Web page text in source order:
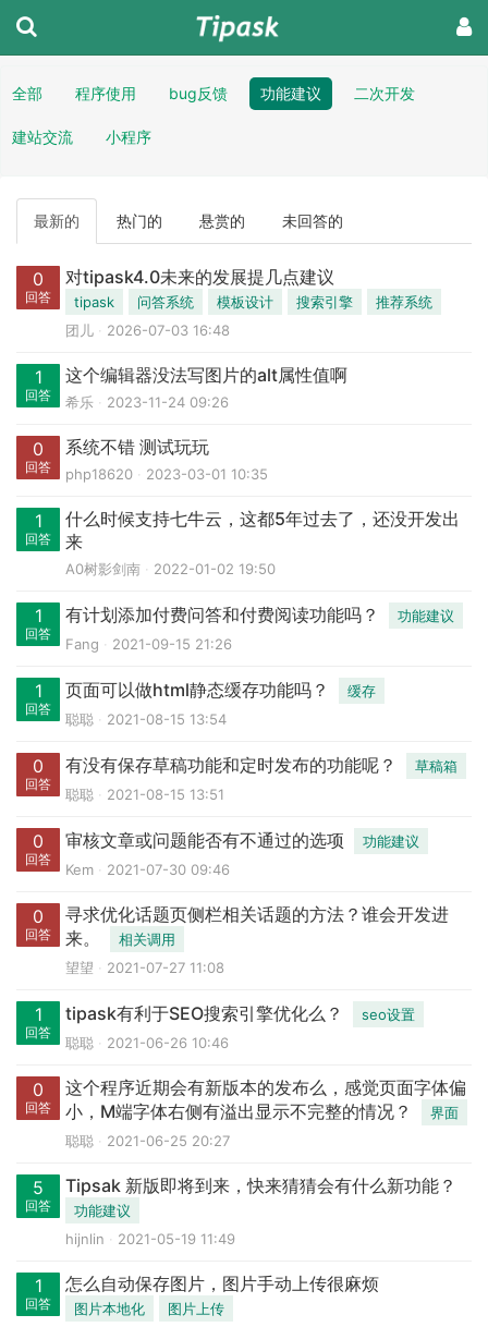
全部 程序使用 bug反馈 功能建议 二次开发
建站交流 小程序
最新的 热门的 悬赏的 未回答的
0
回答
对tipask4.0未来的发展提几点建议
tipask 问答系统 模板设计 搜索引擎
推荐系统
团儿
2026-07-03 16:48
1
回答
这个编辑器没法写图片的alt属性值啊
希乐 2023-11-24 09:26
0
回答
系统不错 测试玩玩
php18620 2023-03-01 10:35
1
回答
什么时候支持七牛云，这都5年过去了，还没开发出
来
A0树影剑南 2022-01-02 19:50
1
回答
有计划添加付费问答和付费阅读功能吗？
功能建议
Fang
2021-09-15 21:26
1
回答
页面可以做html静态缓存功能吗？
缓存
聪聪
2021-08-15 13:54
0
回答
有没有保存草稿功能和定时发布的功能呢？
草稿箱
聪聪
2021-08-15 13:51
0
回答
审核文章或问题能否有不通过的选项
功能建议
Kem
2021-07-30 09:46
0
回答
寻求优化话题页侧栏相关话题的方法？谁会开发进
来。
相关调用
望望
2021-07-27 11:08
1
回答
tipask有利于SEO搜索引擎优化么？
seo设置
聪聪
2021-06-26 10:46
0
回答
这个程序近期会有新版本的发布么，感觉页面字体偏
小，M端字体右侧有溢出显示不完整的情况？
界面
聪聪
2021-06-25 20:27
5
回答
Tipsak 新版即将到来，快来猜猜会有什么新功能？
功能建议
hijnlin
2021-05-19 11:49
1
回答
怎么自动保存图片，图片手动上传很麻烦
图片本地化
图片上传